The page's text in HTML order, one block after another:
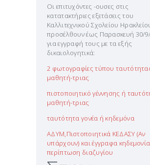
Οι επιτυχόντες -ουσες στις
κατατακτήριες εξετάσεις του
Καλλιτεχνικού Σχολείου
προσέλθουν έως Παρασκευή 30/
για εγγραφή τους με τα εξής
δικαιολογητικά:
2 φωτογραφίες τύπου
μαθητή-τριας
πιστοποιητικό γέννησης ή
μαθητή-τριας
ταυτότητα γονέα ή κηδεμόνα
ΑΔΥΜ,Πιστοποιητικά ΚΕΔΑΣΥ (Αν
υπάρχουν) και έγγραφα
περίπτωση διαζυγίου